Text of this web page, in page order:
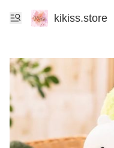
kikiss.store